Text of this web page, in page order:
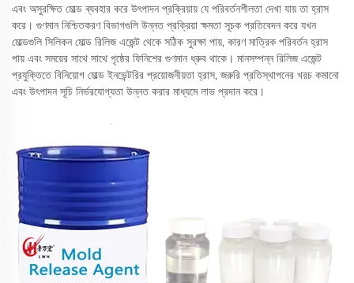
এবং অসুরক্ষিত মোল্ড ব্যবহার করে উৎপাদন প্রক্রিয়ায় যে পরিবর্তনশীলতা দেখা যায় তা হ্রাস
করে। গুণমান নিশ্চিতকরণ বিভাগগুলি উন্নত প্রক্রিয়া ক্ষমতা সূচক প্রতিবেদন করে যখন
মোল্ডগুলি সিলিকন মোল্ড রিলিজ এজেন্ট থেকে সঠিক সুরক্ষা পায়, কারণ মাত্রিক পরিবর্তন হ্রাস
পায় এবং সময়ের সাথে সাথে পৃষ্ঠের ফিনিশের গুণমান ধ্রুব থাকে। মানসম্পন্ন রিলিজ এজেন্ট
প্রযুক্তিতে বিনিয়োগ মোল্ড ইনভেন্টরির প্রয়োজনীয়তা হ্রাস, জরুরি প্রতিস্থাপনের খরচ কমানো
এবং উৎপাদন সূচি নির্ভরযোগ্যতা উন্নত করার মাধ্যমে লাভ প্রদান করে।